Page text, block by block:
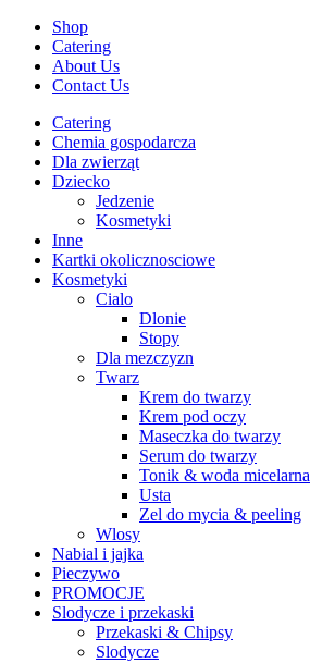
Shop
Catering
About Us
Contact Us
Catering
Chemia gospodarcza
Dla zwierząt
Dziecko
Jedzenie
Kosmetyki
Inne
Kartki okolicznosciowe
Kosmetyki
Cialo
Dlonie
Stopy
Dla mezczyzn
Twarz
Krem do twarzy
Krem pod oczy
Maseczka do twarzy
Serum do twarzy
Tonik & woda micelarna
Usta
Zel do mycia & peeling
Wlosy
Nabial i jajka
Pieczywo
PROMOCJE
Slodycze i przekaski
Przekaski & Chipsy
Slodycze